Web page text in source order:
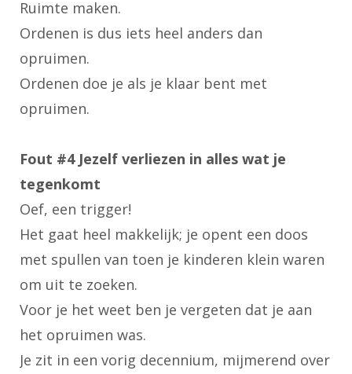
Ruimte maken.
Ordenen is dus iets heel anders dan
opruimen.
Ordenen doe je als je klaar bent met
opruimen.
Fout #4 Jezelf verliezen in alles wat je
tegenkomt
Oef, een trigger!
Het gaat heel makkelijk; je opent een doos
met spullen van toen je kinderen klein waren
om uit te zoeken.
Voor je het weet ben je vergeten dat je aan
het opruimen was.
Je zit in een vorig decennium, mijmerend over